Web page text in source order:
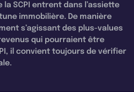
SCPI entrent dans l’assiette
immobilière. De manière
s’agissant des plus-values
qui pourraient être
il convient toujours de vérifier